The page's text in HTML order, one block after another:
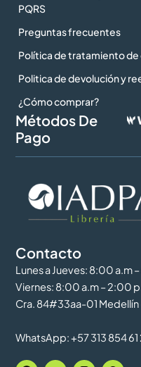
Contacto
Lunes a Jueves: 8:00 a.m
Viernes: 8:00 a.m – 2:00
Cra. 84#33aa-01
WhatsApp: +57 313 854 61
PQRS
Preguntas frecuentes
Política de tratamiento
Politica de devolución y
¿Cómo comprar?
Métodos De
Pago